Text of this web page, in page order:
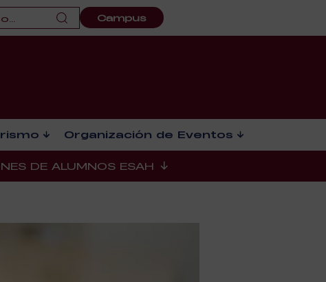
Campus
Organización de Eventos
DE ALUMNOS ESAH